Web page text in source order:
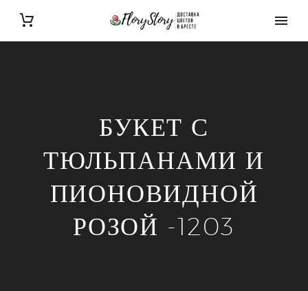
БУКЕТ С
ТЮЛЬПАНАМИ И
ПИОНОВИДНОЙ
РОЗОЙ -1203